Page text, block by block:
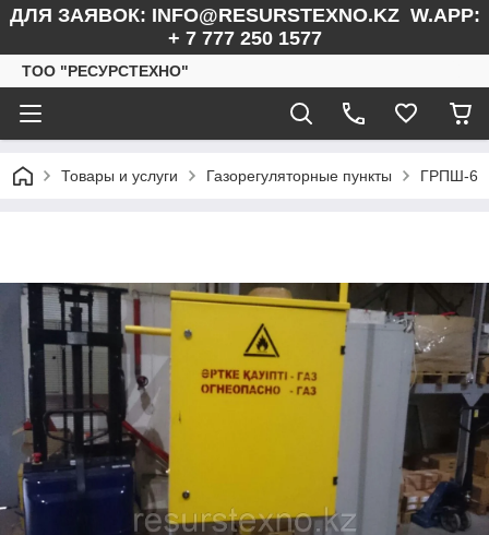
ДЛЯ ЗАЯВОК: INFO@RESURSTEXNO.KZ W.APP:
+ 7 777 250 1577
ТОО "РЕСУРСТЕХНО"
Товары и услуги Газорегуляторные пункты ГРПШ-6